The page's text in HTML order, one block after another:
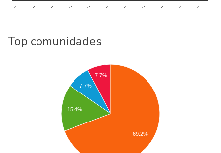
.. .. .. .. .. .. .. .. .. .. ..
Top comunidades
7.7%
7.7%
15.4%
69.2%